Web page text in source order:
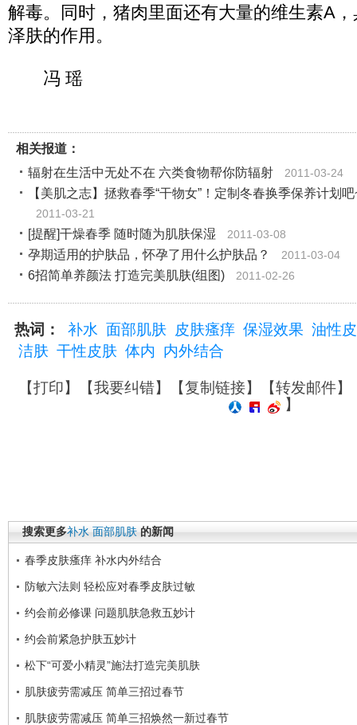
解毒。同时，猪肉里面还有大量的维生素A
泽肤的作用。
冯 瑶
相关报道：
辐射在生活中无处不在 六类食物帮你防辐射
2011-03-24
【美肌之志】拯救春季“干物女”！定制冬春换季保养计划吧
2011-03-21
[提醒]干燥春季 随时随为肌肤保湿 2011-03-08
孕期适用的护肤品，怀孕了用什么护肤品？ 2011-03-04
6招简单养颜法 打造完美肌肤(组图) 2011-02-26
热词： 补水 面部肌肤 皮肤瘙痒 保湿效果 油性
洁肤 干性皮肤 体内 内外结合
【打印】【我要纠错】【复制链接】【转发邮件】
】
搜索更多补水 面部肌肤 的新闻
春季皮肤瘙痒 补水内外结合
防敏六法则 轻松应对春季皮肤过敏
约会前必修课 问题肌肤急救五妙计
约会前紧急护肤五妙计
松下“可爱小精灵”施法打造完美肌肤
肌肤疲劳需减压 简单三招过春节
肌肤疲劳需减压 简单三招焕然一新过春节